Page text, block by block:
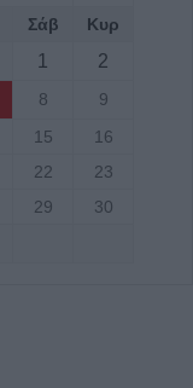
Σάβ Κυρ
1
2
8
9
15
16
22
23
29
30